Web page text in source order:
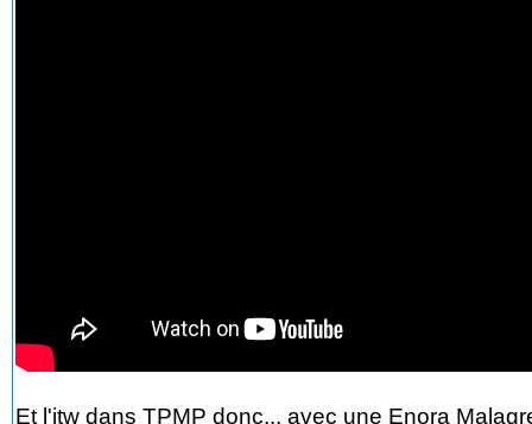
Et l'itw dans TPMP donc... avec une Enora